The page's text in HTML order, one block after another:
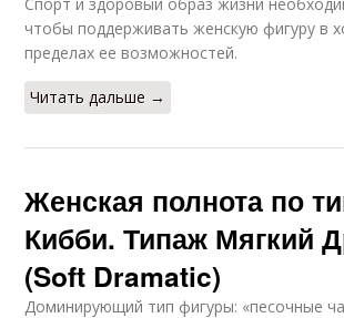
чтобы поддерживать женскую фигуру в
пределах ее возможностей.
Читать дальше →
Женская полнота по
Кибби. Типаж Мягкий
(Soft Dramatic)
Доминирующий тип фигуры: «песочные